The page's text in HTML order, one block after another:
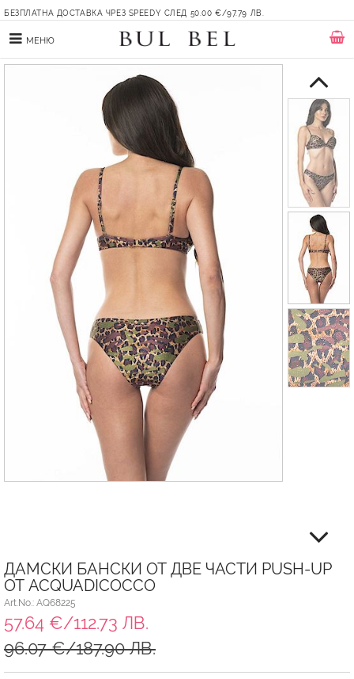
БЕЗПЛАТНА ДОСТАВКА ЧРЕЗ SPEEDY СЛЕД 50.00 €/97.79 ЛВ.
МЕНЮ
ДАМСКИ БАНСКИ ОТ ДВЕ ЧАСТИ PUSH-UP
ОТ ACQUADICOCCO
Art.No.: AQ68225
57.64 €/112.73 ЛВ.
96.07 €/187.90 ЛВ.